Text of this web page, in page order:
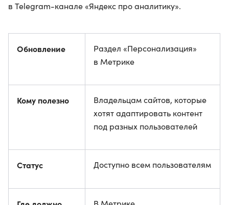
в Telegram-канале «Яндекс про аналитику».
Обновление
Раздел «Персонализация»
в Метрике
Кому полезно
Владельцам сайтов, которые
хотят адаптировать контент
под разных пользователей
Статус Доступно всем пользователям